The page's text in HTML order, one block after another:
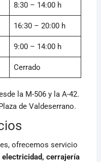
8:30 – 14:00 h
16:30 – 20:00 h
9:00 – 14:00 h
Cerrado
la M-506 y la A-42.
de Valdeserrano.
ofrecemos servicio
electricidad, cerrajería